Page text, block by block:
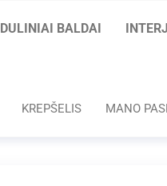
BALDAI
KREPŠELIS MANO